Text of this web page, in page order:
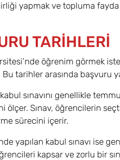
yapmak ve topluma
TARİHLERİ
öğrenim görmek
tarihler arasında başvuru
sınavını genellikle
ölçer. Sınav, öğrencilerin
sürecini içerir.
yapılan kabul sınavı ise
kapsar ve zorlu bir